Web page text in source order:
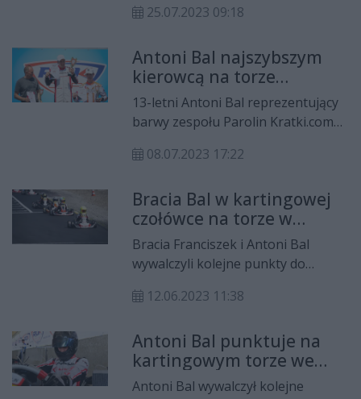
rundę Kartingowych Mistrzostw
na dziewiątym i siódmym miejscu w
swoich klasach. Już za tydzień
młodzi radomianie na tym samym
obiekcie wystartują w wyścigach
serii Rok Cup Poland.
25.07.2023 09:18
Antoni Bal najszybszym
kierowcą na torze
kartingowym w
Bydgoszczy
13-letni Antoni Bal reprezentujący
barwy zespołu Parolin Kratki.com
czwarte w tym sezonie zwycięstwo
Poland. Radomianin był najszybszy
w trzech z czterech biegów
finałowych klasy Expert Rok w
Bydgoszczy!
08.07.2023 17:22
Bracia Bal w kartingowej
czołówce na torze w
Słomczynie
Bracia Franciszek i Antoni Bal
wywalczyli kolejne punkty do
serii Rok Cup Poland. Tym razem
w Słomczynie a radomianie
ukończyli wyścigi odpowiednio na
szóstym i jedenastym miejscu w
12.06.2023 11:38
Antoni Bal punktuje na
kartingowym torze we
Włoszech
Antoni Bal wywalczył kolejne